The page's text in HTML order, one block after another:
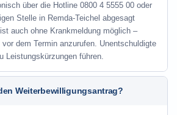
über die Hotline 0800 4 5555 00 oder
Stelle in Remda-Teichel abgesagt
auch ohne Krankmeldung möglich –
dem Termin anzurufen. Unentschuldigte
Leistungskürzungen führen.
Weiterbewilligungsantrag?